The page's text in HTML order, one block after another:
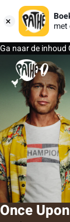
met
Ga naar de inhoud
Once